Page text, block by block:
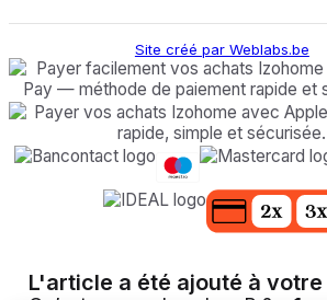
Site créé par Weblabs.be
L'article a été ajouté à votre